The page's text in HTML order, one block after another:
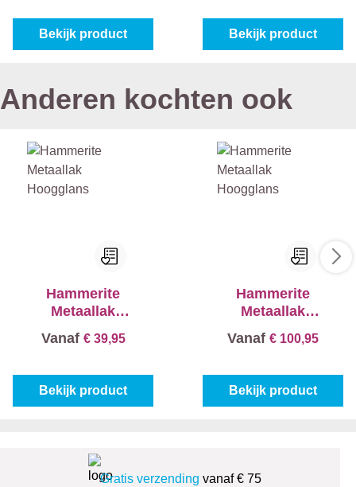
Bekijk product Bekijk product
Anderen kochten ook
Hammerite
Metaallak
Hoogglans
Vanaf € 39,95
Bekijk product
Hammerite
Metaallak
Hoogglans
Vanaf € 100,95
Bekijk product
Gratis verzending vanaf € 75